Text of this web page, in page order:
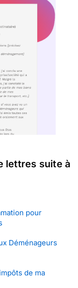
lettres suite à
pour
Déménageurs
de ma